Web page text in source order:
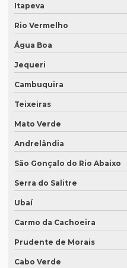
Onde fazer tradução em
Onde fazer tradução de inglês
Onde fazer tradução
Onde fazer tradução
Onde fazer tradução
Onde fazer tradução
Onde fazer tradução
Onde fazer tradução
Onde fazer tradução em porto
Orçamento inglês tradução
Orçamento legendagem
Itapeva
Rio Vermelho
Água Boa
Jequeri
Cambuquira
Teixeiras
Mato Verde
Andrelândia
São Gonçalo do Rio Abaixo
Serra do Salitre
Ubaí
Carmo da Cachoeira
Prudente de Morais
Cabo Verde